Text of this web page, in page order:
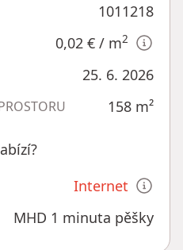
1011218
0,02 € / m2
25. 6. 2026
158 m²
Internet
MHD 1 minuta pěšky